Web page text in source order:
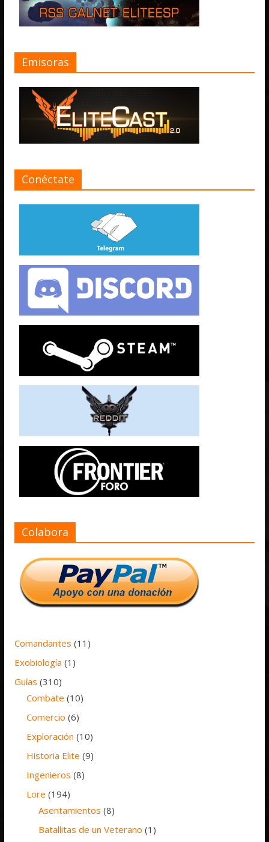
Emisoras
Conéctate
Colabora
Comandantes (11)
Exobiología (1)
Guías (310)
Combate (10)
Comercio (6)
Exploración (10)
Historia Elite (9)
Ingenieros (8)
Lore (194)
Asentamientos (8)
Batallitas de un Veterano (1)